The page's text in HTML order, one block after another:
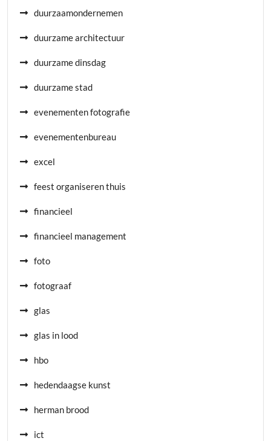
duurzaamondernemen
duurzame architectuur
duurzame dinsdag
duurzame stad
evenementen fotografie
evenementenbureau
excel
feest organiseren thuis
financieel
financieel management
foto
fotograaf
glas
glas in lood
hbo
hedendaagse kunst
herman brood
ict